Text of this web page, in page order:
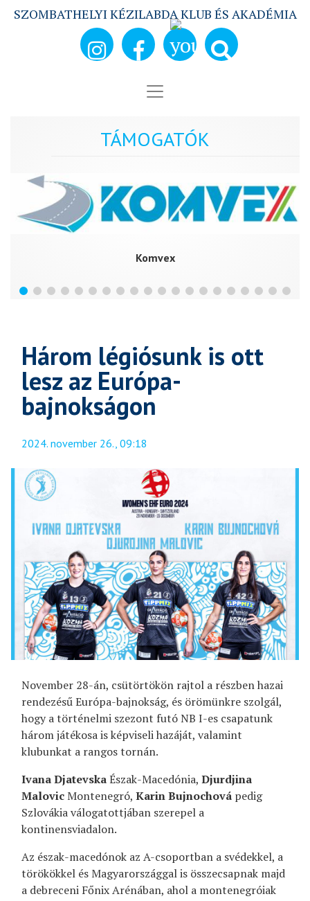
SZOMBATHELYI KÉZILABDA KLUB ÉS AKADÉMIA
TÁMOGATÓK
Komvex
Három légiósunk is ott
lesz az Európa-
bajnokságon
2024. november 26., 09:18
November 28-án, csütörtökön rajtol a részben hazai
rendezésű Európa-bajnokság, és örömünkre szolgál,
hogy a történelmi szezont futó NB I-es csapatunk
három játékosa is képviseli hazáját, valamint
klubunkat a rangos tornán.
Ivana DjatevskaÉszak-Macedónia, Djurdjina
MalovicMontenegró, Karin Bujnochová pedig
Szlovákia válogatottjában szerepel a
kontinensviadalon.
Az észak-macedónok az A-csoportban a svédekkel, a
törökökkel és Magyarországgal is összecsapnak majd
a debreceni Főnix Arénában, ahol a montenegróiak